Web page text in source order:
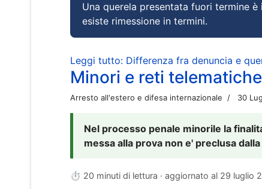
Una querela presentata fuori termine
esiste rimessione in termini.
Leggi tutto: Differenza fra denuncia e
Minori e reti
Arresto all'estero e difesa internazionale 30
Nel processo penale minorile la
messa alla prova non e' preclusa
⏱ 20 minuti di lettura · aggiornato al 29 luglio